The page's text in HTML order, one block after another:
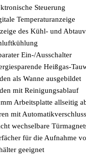
Steuerung
Temperaturanzeige
des Kühl- und
Ein-/Ausschalter
Heißgas-
als Wanne ausgebildet
mit Reinigungsablauf
Arbeitsplatte allseitig
mit
wechselbare
für die Aufnahme
geeignet